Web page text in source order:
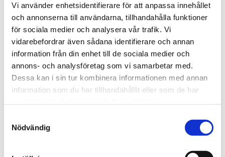
Vi använder enhetsidentifierare för att anpassa innehållet
och annonserna till användarna, tillhandahålla funktioner
för sociala medier och analysera vår trafik. Vi
vidarebefordrar även sådana identifierare och annan
information från din enhet till de sociala medier och
annons- och analysföretag som vi samarbetar med.
Dessa kan i sin tur kombinera informationen med annan
information som du har tillhandahållit eller som de har
Nödvändig